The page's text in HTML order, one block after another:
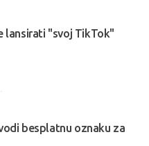
lansirati "svoj TikTok"
besplatnu oznaku za